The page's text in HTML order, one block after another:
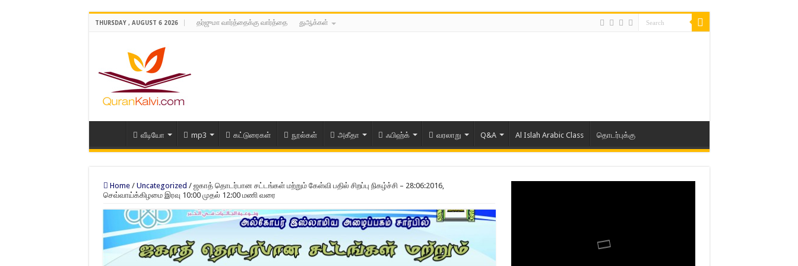
THURSDAY , AUGUST 6 2026 தர்ஜுமா வார்த்தைக்கு வார்த்தை துஆக்கள்
வீடியோ mp3 கட்டுரைகள் நூல்கள் அகீதா ஃபிஹ்க் வரலாறு Q&A Al Islah Arabic Class தொடர்புக்கு
Home / Uncategorized / ஜகாத் தொடர்பான சட்டங்கள் மற்றும் கேள்வி பதில் சிறப்பு நிகழ்ச்சி – 28:06:2016,
செவ்வாய்க்கிழமை இரவு 10:00 முதல் 12:00 மணி வரை